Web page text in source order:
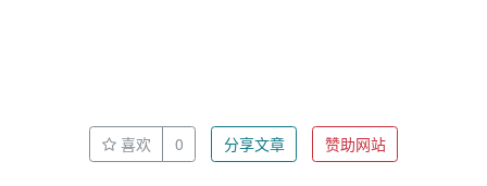
喜欢 0 分享文章 赞助网站